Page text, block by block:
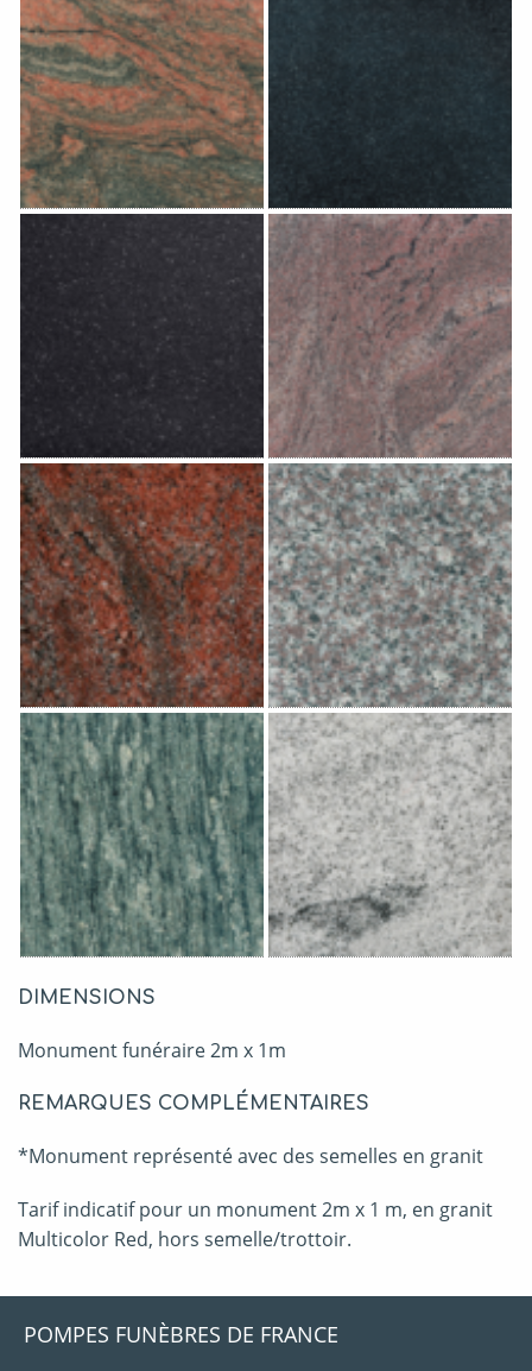
DIMENSIONS
Monument funéraire 2m x 1m
REMARQUES COMPLÉMENTAIRES
*Monument représenté avec des semelles en granit
Tarif indicatif pour un monument 2m x 1 m, en granit
Multicolor Red, hors semelle/trottoir.
POMPES FUNÈBRES DE FRANCE